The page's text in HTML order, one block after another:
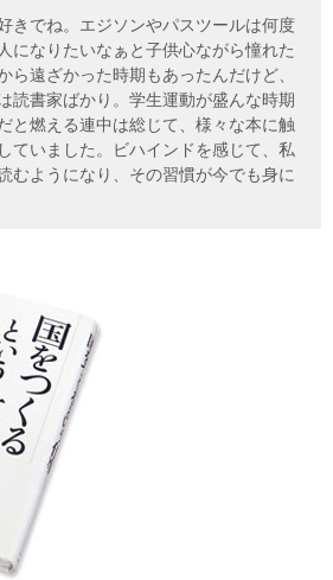
きでね。エジソンやパスツールは何度
になりたいなぁと子供心ながら憧れた
ら遠ざかった時期もあったんだけど、
読書家ばかり。学生運動が盛んな時期
と燃える連中は総じて、様々な本に触
ていました。ビハインドを感じて、私
むようになり、その習慣が今でも身に